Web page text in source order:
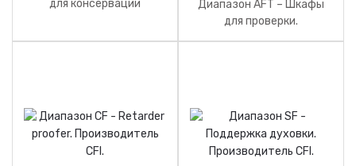
для консервации
CFI.
Диапазон AFT – Шкафы
для проверки.
Производитель CFI.